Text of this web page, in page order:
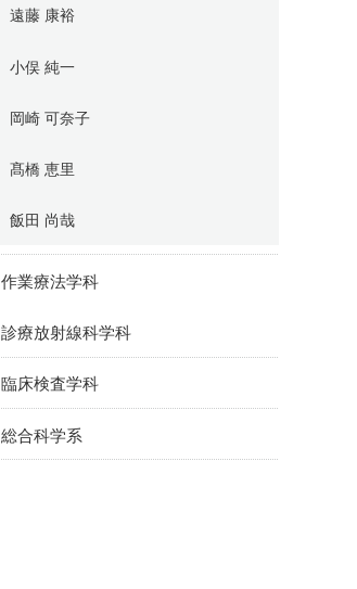
遠藤 康裕
小俣 純一
岡崎 可奈子
髙橋 恵里
飯田 尚哉
作業療法学科
診療放射線科学科
臨床検査学科
総合科学系